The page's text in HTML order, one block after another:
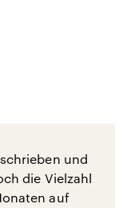
und
die Vielzahl
auf